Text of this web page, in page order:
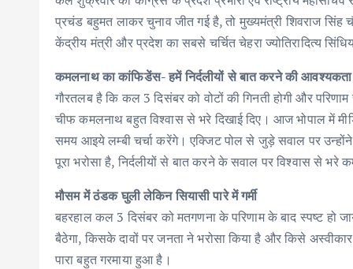
प्रचंड बहुमत लाकर चुनाव जीत गई है, तो मुख्यमंत्री शिवराज सिंह
केंद्रीय मंत्री और प्रदेश का सबसे चर्चित चेहरा ज्योतिरादित्य
कमलनाथ का कांफिडेंस- हमें निर्दलीयों से बात करने की आवश्यकता
गौरतलब है कि कल 3 दिसंबर को वोटों की गिनती होगी और
चीफ कमलनाथ बहुत विश्वास से भरे दिखाई दिए। आज भोपाल में
समय आइये लम्बी चर्चा करेंगे। एक्जिट पोल से जुड़े सवाल पर
पूरा भरोसा है, निर्दलीयों से बात करने के सवाल पर विश्वास से
मौसम में ठंडक घुली लेकिन सियासी पारे में गर्मी
बहरहाल कल 3 दिसंबर को मतगणना के परिणाम के बाद स्पष्ट हो
बैठेगा, किसके दावों पर जनता ने भरोसा किया है और किसे
पारा बहुत गरमाया हुआ है।